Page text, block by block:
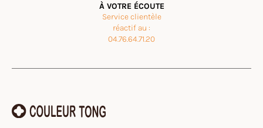
À VOTRE ÉCOUTE
Service clientèle
réactif au :
04.76.64.71.20